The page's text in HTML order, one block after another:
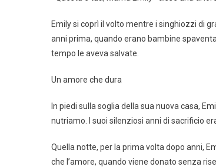
Emily si coprì il volto mentre i singhiozzi di
anni prima, quando erano bambine
tempo le aveva salvate.
Un amore che dura
In piedi sulla soglia della sua nuova casa,
nutriamo. I suoi silenziosi anni di sacrificio
Quella notte, per la prima volta dopo anni,
che l’amore, quando viene donato senza